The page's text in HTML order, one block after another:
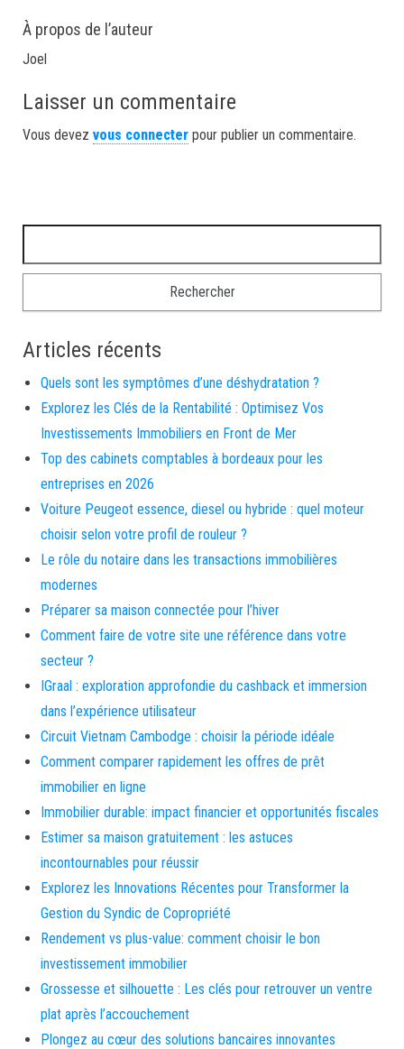
À propos de l’auteur
Joel
Laisser un commentaire
Vous devez vous connecter pour publier un commentaire.
Articles récents
Quels sont les symptômes d’une déshydratation ?
Explorez les Clés de la Rentabilité : Optimisez Vos
Investissements Immobiliers en Front de Mer
Top des cabinets comptables à bordeaux pour les
entreprises en 2026
Voiture Peugeot essence, diesel ou hybride : quel moteur
choisir selon votre profil de rouleur ?
Le rôle du notaire dans les transactions immobilières
modernes
Préparer sa maison connectée pour l’hiver
Comment faire de votre site une référence dans votre
secteur ?
IGraal : exploration approfondie du cashback et immersion
dans l’expérience utilisateur
Circuit Vietnam Cambodge : choisir la période idéale
Comment comparer rapidement les offres de prêt
immobilier en ligne
Immobilier durable: impact financier et opportunités fiscales
Estimer sa maison gratuitement : les astuces
incontournables pour réussir
Explorez les Innovations Récentes pour Transformer la
Gestion du Syndic de Copropriété
Rendement vs plus-value: comment choisir le bon
investissement immobilier
Grossesse et silhouette : Les clés pour retrouver un ventre
plat après l’accouchement
Plongez au cœur des solutions bancaires innovantes